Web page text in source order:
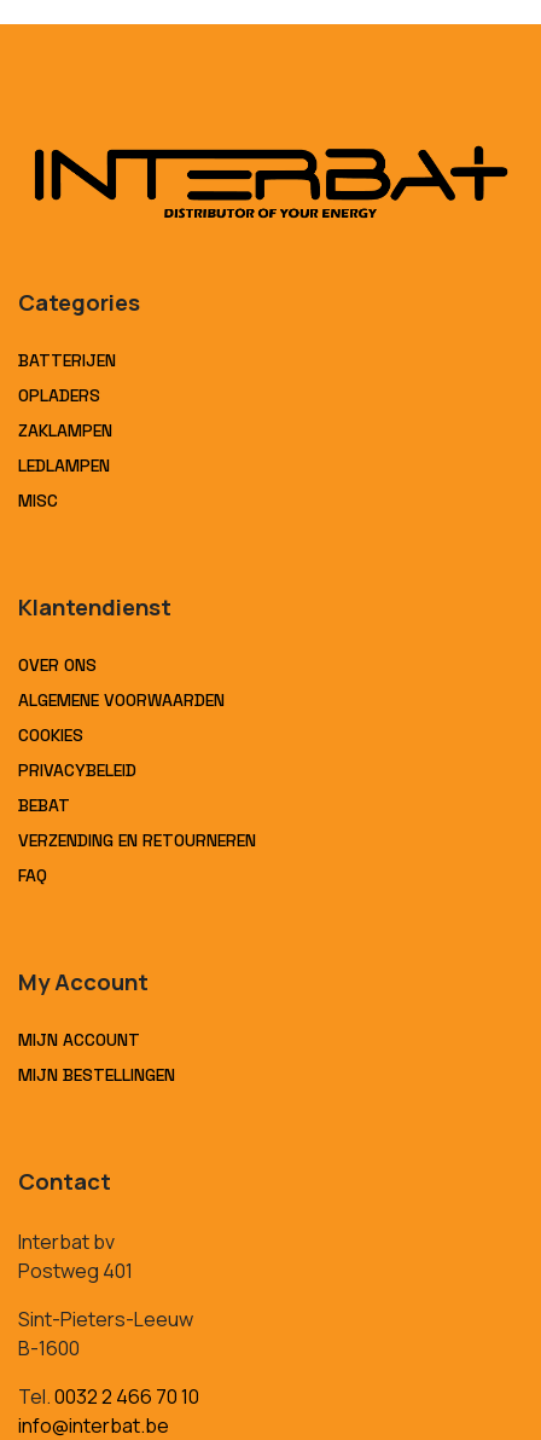
Categories
BATTERIJEN
OPLADERS
ZAKLAMPEN
LEDLAMPEN
MISC
Klantendienst
OVER ONS
ALGEMENE VOORWAARDEN
COOKIES
PRIVACYBELEID
BEBAT
VERZENDING EN RETOURNEREN
FAQ
My Account
MIJN ACCOUNT
MIJN BESTELLINGEN
Contact
Interbat bv
Postweg 401
Sint-Pieters-Leeuw
B-1600
Tel.0032 2 466 70 10
info@interbat.be